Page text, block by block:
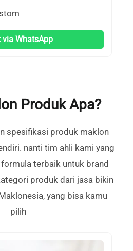
via WhatsApp
Produk Apa?
spesifikasi produk maklon
nanti tim ahli kami yang
terbaik untuk brand
produk dari jasa bikin
yang bisa kamu
pilih